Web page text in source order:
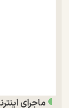
ماجرای